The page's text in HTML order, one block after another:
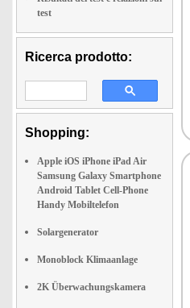
test
Ricerca prodotto:
Shopping:
Apple iOS iPhone iPad Air
Samsung Galaxy Smartphone
Android Tablet Cell-Phone
Handy Mobiltelefon
Solargenerator
Monoblock Klimaanlage
2K Überwachungskamera